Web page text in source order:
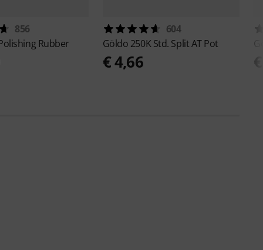
856
Rubber
604
Göldo 250K Std. Split AT Pot
€ 4,66